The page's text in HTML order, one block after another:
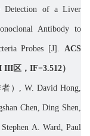
Detection of a Liver
Antibody to
Probes [J]. ACS
III区， IF=3.512）
） , W. David Hong,
Chen, Ding Shen,
A. Ward, Paul